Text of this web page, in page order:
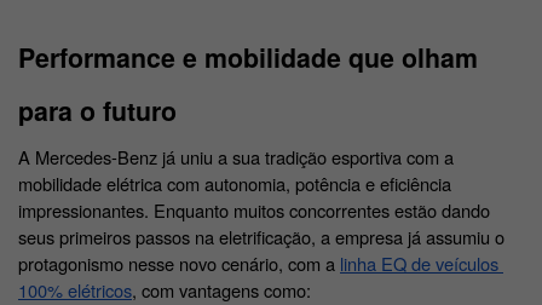
Performance e mobilidade que olham
para o futuro
A Mercedes-Benz já uniu a sua tradição esportiva com a
mobilidade elétrica com autonomia, potência e eficiência
impressionantes. Enquanto muitos concorrentes estão dando
seus primeiros passos na eletrificação, a empresa já assumiu o
protagonismo nesse novo cenário, com a linha EQ de veículos
100% elétricos, com vantagens como: